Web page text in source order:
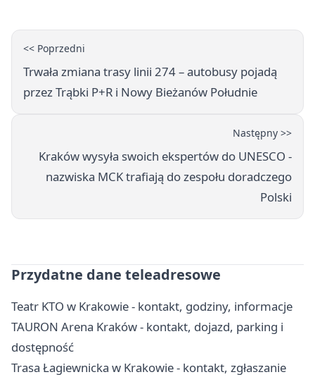
<< Poprzedni
Trwała zmiana trasy linii 274 – autobusy pojadą
przez Trąbki P+R i Nowy Bieżanów Południe
Następny >>
Kraków wysyła swoich ekspertów do UNESCO -
nazwiska MCK trafiają do zespołu doradczego
Polski
Przydatne dane teleadresowe
Teatr KTO w Krakowie - kontakt, godziny, informacje
TAURON Arena Kraków - kontakt, dojazd, parking i
dostępność
Trasa Łagiewnicka w Krakowie - kontakt, zgłaszanie